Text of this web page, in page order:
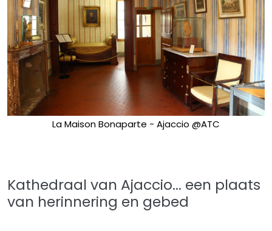
La Maison Bonaparte - Ajaccio @ATC
Kathedraal van Ajaccio... een plaats
van herinnering en gebed